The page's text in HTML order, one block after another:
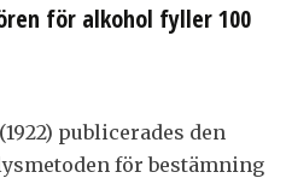
för alkohol fyller 100
publicerades den
för bestämning